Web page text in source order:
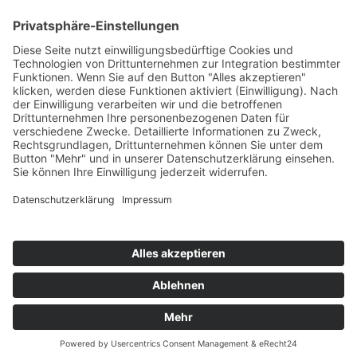
20 Jahre BMW-GS-Modelle
Sitemap
Impressum
Kontakt
Datenschutzerklärung
Demnächst online ....
RK moto · Ralf Kistner · Föhrenweg 4 D · 89407
Dillingen/Donau · +49 (0)152 53121029 · info@rk-moto.de |
Cookie-Einstellungen